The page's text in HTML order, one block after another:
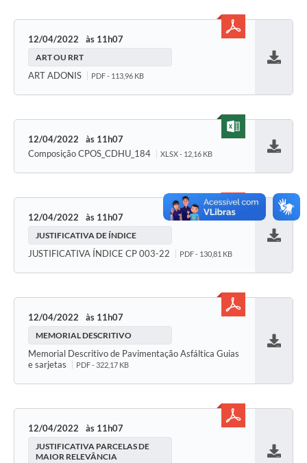
12/04/2022 11h07
ART OU RRT
ART ADONIS PDF - 113,96 KB
12/04/2022
11h07
Composição CPOS_CDHU_184
XLSX - 12,16 KB
12/04/2022 11h07
JUSTIFICATIVA DE ÍNDICE
JUSTIFICATIVA ÍNDICE CP 003-22 PDF - 130,81 KB
12/04/2022 11h07
MEMORIAL DESCRITIVO
Memorial Descritivo de Pavimentação Asfáltica Guias
e sarjetas
PDF - 322,17 KB
12/04/2022 11h07
JUSTIFICATIVA PARCELAS DE
MAIOR RELEVÂNCIA